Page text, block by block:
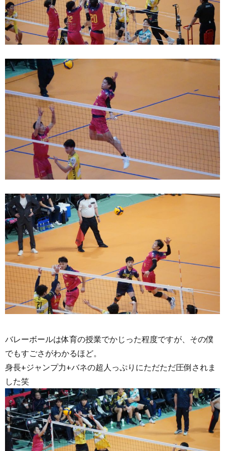
バレーボールは体育の授業でかじった程度ですが、その僕
でもすごさがわかるほど。
身長+ジャンプ力+バネの超人っぷりにただただ圧倒されま
した笑